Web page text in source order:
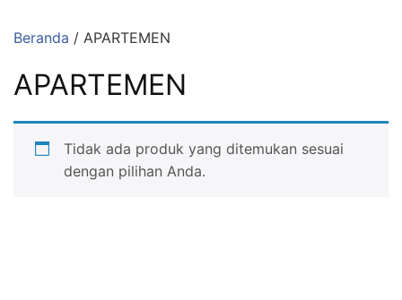
keBeranda / APARTEMEN
APARTEMEN
Tidak ada produk yang ditemukan sesuai
dengan pilihan Anda.